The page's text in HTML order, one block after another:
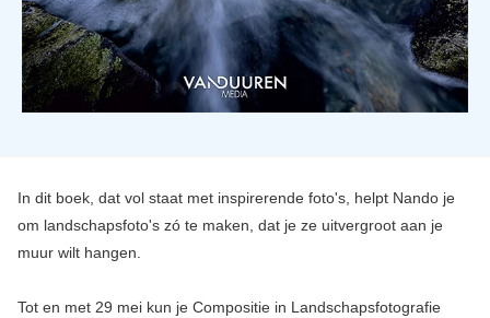
In dit boek, dat vol staat met inspirerende foto's, helpt Nando je
om landschapsfoto's zó te maken, dat je ze uitvergroot aan je
muur wilt hangen.
Tot en met 29 mei kun je Compositie in Landschapsfotografie